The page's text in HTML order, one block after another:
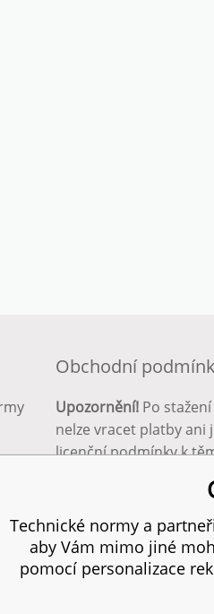
Obchodní
Upozornění! Po
nelze vracet platby ani
licenční podmínky k
Všechna práva vyhrazena.
Technické normy a
aby Vám mimo jiné
pomocí personalizace